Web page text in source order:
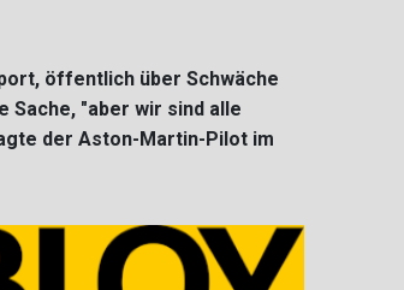
öffentlich über Schwäche
Sache, "aber wir sind alle
der Aston-Martin-Pilot im